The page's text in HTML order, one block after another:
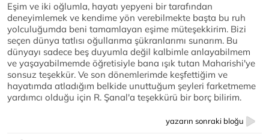
Eşim ve iki oğlumla, hayatı yepyeni bir tarafından
deneyimlemek ve kendime yön verebilmekte başta bu ruh
yolculuğumda beni tamamlayan eşime müteşekkirim. Bizi
seçen dünya tatlısı oğullarıma şükranlarımı sunarım. Bu
dünyayı sadece beş duyumla değil kalbimle anlayabilmem
ve yaşayabilmemde öğretisiyle bana ışık tutan Maharishi'ye
sonsuz teşekkür. Ve son dönemlerimde keşfettiğim ve
hayatımda atladığım belkide unuttuğum şeyleri farketmeme
yardımcı olduğu için R. Şanal'a teşekkürü bir borç bilirim.
yazarın sonraki bloğu